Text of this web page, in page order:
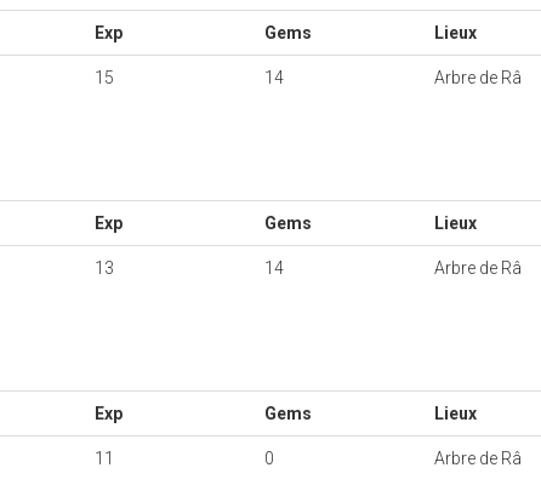
Exp Gems Lieux
15 14 Arbre de Râ
Exp Gems Lieux
13 14 Arbre de Râ
Exp Gems Lieux
11 0 Arbre de Râ